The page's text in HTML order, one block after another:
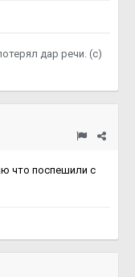
дар речи. (с)
что поспешили с